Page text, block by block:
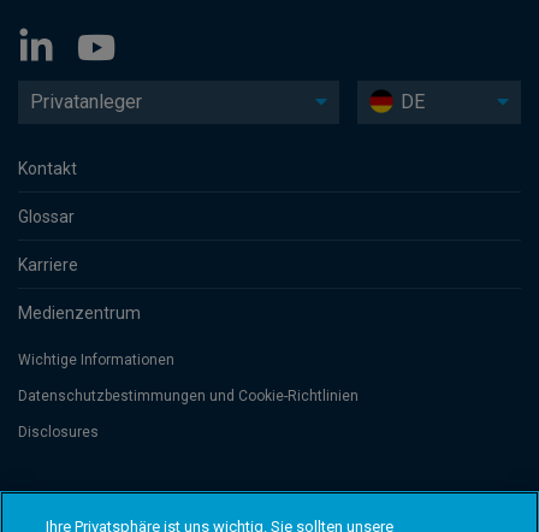
Privatanleger DE
Kontakt
Glossar
Karriere
Medienzentrum
Wichtige Informationen
Datenschutzbesti­mmungen und Cookie-Richtlinien
Disclosures
de Commerce et des Sociétés (Luxembourg), No. B 110242 and/or
Ihre Privatsphäre ist uns wichtig. Sie sollten unsere